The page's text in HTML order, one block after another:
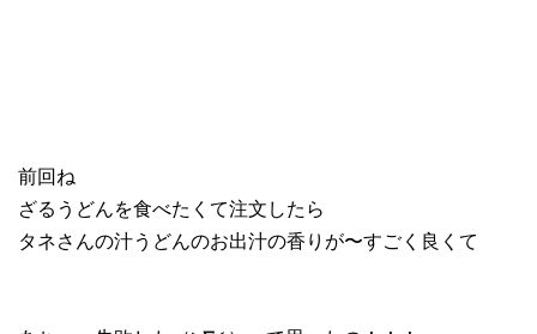
前回ね
ざるうどんを食べたくて注文したら
タネさんの汁うどんのお出汁の香りが〜すごく良くて